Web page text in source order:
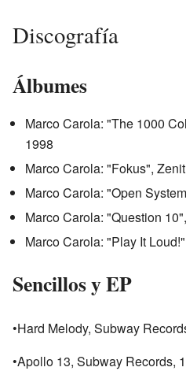
Discografía
Álbumes
Marco Carola: "The 1000
1998
Marco Carola: "Fokus",
Marco Carola: "Open
Marco Carola: "Question
Marco Carola: "Play It
Sencillos y EP
•Hard Melody, Subway
•Apollo 13, Subway Records,